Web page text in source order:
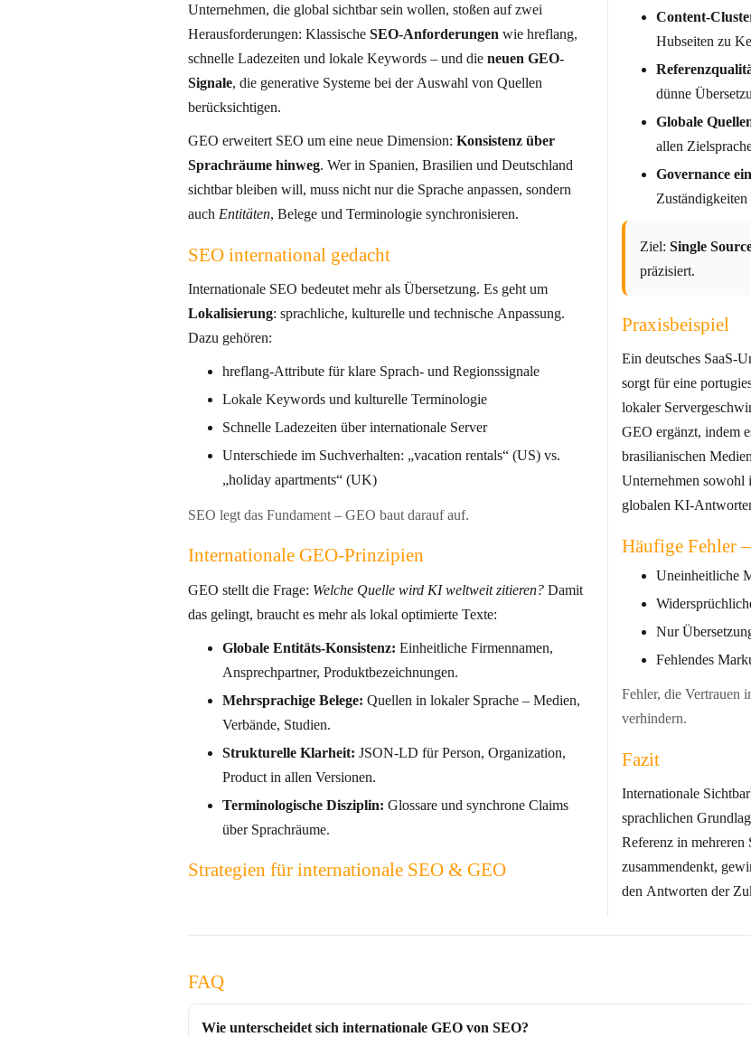
Unternehmen, die global sichtbar sein wollen, stoßen auf zwei
Herausforderungen: Klassische SEO-Anforderungen wie hreflang,
schnelle Ladezeiten und lokale Keywords – und die neuen GEO-
Signale, die generative Systeme bei der Auswahl von Quellen
berücksichtigen.
GEO erweitert SEO um eine neue Dimension: Konsistenz über
Sprachräume hinweg. Wer in Spanien, Brasilien und Deutschland
sichtbar bleiben will, muss nicht nur die Sprache anpassen, sondern
auch Entitäten, Belege und Terminologie synchronisieren.
SEO international gedacht
Internationale SEO bedeutet mehr als Übersetzung. Es geht um
Lokalisierung: sprachliche, kulturelle und technische Anpassung.
Dazu gehören:
hreflang-Attribute für klare Sprach- und Regionssignale
Lokale Keywords und kulturelle Terminologie
Schnelle Ladezeiten über internationale Server
Unterschiede im Suchverhalten: „vacation rentals“ (US) vs.
„holiday apartments“ (UK)
SEO legt das Fundament – GEO baut darauf auf.
Internationale GEO-Prinzipien
GEO stellt die Frage: Welche Quelle wird KI weltweit zitieren?
das gelingt, braucht es mehr als lokal optimierte Texte:
Globale Entitäts-Konsistenz: Einheitliche Firmennamen,
Ansprechpartner, Produktbezeichnungen.
Mehrsprachige Belege: Quellen in lokaler Sprache – Medien,
Verbände, Studien.
Strukturelle Klarheit: JSON-LD für Person, Organization,
Product in allen Versionen.
Terminologische Disziplin: Glossare und synchrone Claims
über Sprachräume.
Strategien für internationale SEO & GEO
Content-
Hubseiten zu
dünne
Globale
allen
Governance
Ziel: Single
präzisiert.
Praxisbeispiel
Ein deutsches SaaS-
sorgt für eine
lokaler Servergeschwindigkeit und kulturell
GEO ergänzt, indem
brasilianischen Medien
Unternehmen sowohl
globalen KI-
Häufige Fehler
Uneinheitliche
Nur
Fehlendes
Fehler, die Vertrauen
verhindern.
Fazit
Internationale
Referenz in mehreren
zusammendenkt,
den Antworten der
FAQ
Wie unterscheidet sich internationale GEO von SEO?